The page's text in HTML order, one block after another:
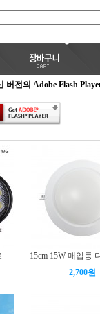
버전의 Adobe Flash
15cm 15W 매입등
2,700원